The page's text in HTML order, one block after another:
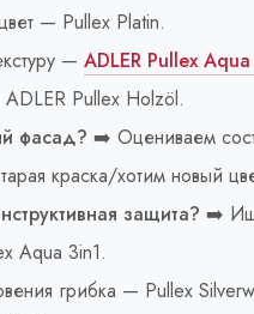
— Pullex Platin.
— ADLER Pullex
Pullex Holzöl.
фасад? ➡️ Оцениваем
краска/хотим новый
защита? ➡️
Aqua 3in1.
грибка — Pullex